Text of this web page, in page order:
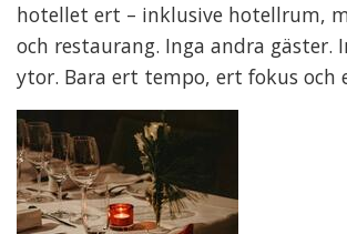
hotellet ert – inklusive hotellrum,
och restaurang. Inga andra gäster.
ytor. Bara ert tempo, ert fokus och